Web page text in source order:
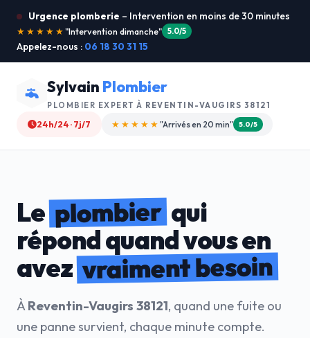
Urgence plomberie – Intervention en moins de 30 minutes
★★★★★"Je recommande !" 4.9/5
Appelez-nous : 06 18 30 31 15
Sylvain Plombier
PLOMBIER EXPERT À REVENTIN-VAUGIRS 38121
24h/24 · 7j/7 ★★★★☆ "Devis gratuit" 4.8/5
Leplombierqui
répond quand vous en
avezvraiment besoin
ÀReventin-Vaugirs 38121, quand une fuite ou
une panne survient, chaque minute compte.